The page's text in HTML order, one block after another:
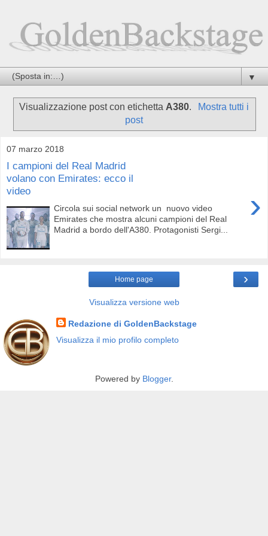
▼
Visualizzazione post con etichetta A380.
Mostra tutti i
post
07 marzo 2018
I campioni del Real Madrid
volano con Emirates: ecco il
video
›
Circola sui social network un nuovo video
Emirates che mostra alcuni campioni del Real
Madrid a bordo dell'A380. Protagonisti Sergi...
›
Home page
Visualizza versione web
Redazione di GoldenBackstage
Visualizza il mio profilo completo
Powered by Blogger.